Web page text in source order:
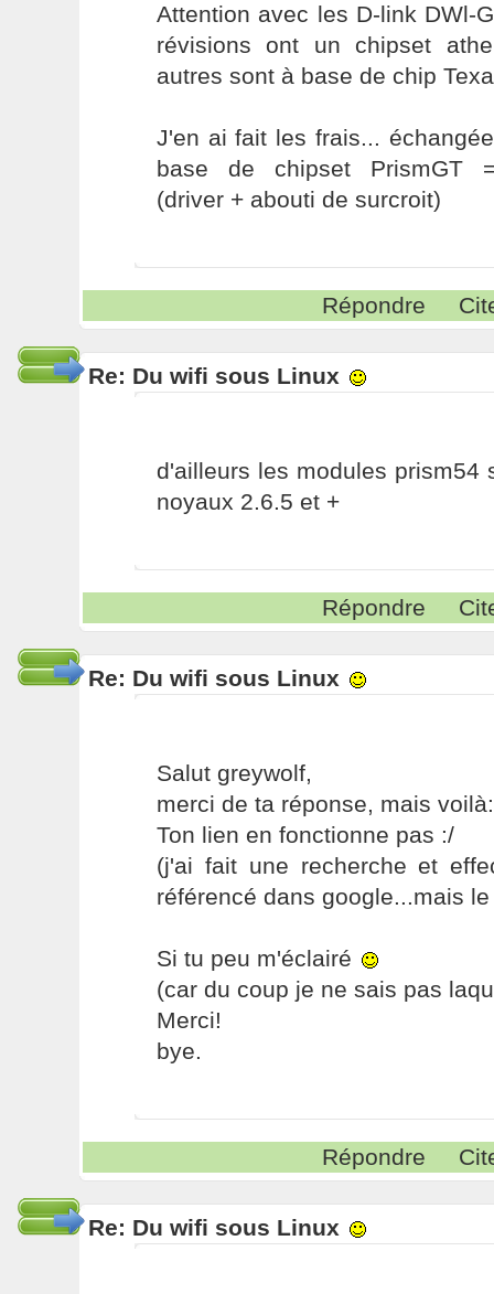
Attention avec les D-link DWl-
révisions ont un chipset
autres sont à base de chip
J'en ai fait les frais...
base de chipset PrismGT
(driver + abouti de surcroit)
Répondre
Re: Du wifi sous Linux
d'ailleurs les modules prism54
noyaux 2.6.5 et +
Répondre
Re: Du wifi sous Linux
Salut greywolf,
merci de ta réponse, mais voilà:
Ton lien en fonctionne pas :/
(j'ai fait une recherche et
référencé dans google...mais
Si tu peu m'éclairé
(car du coup je ne sais pas
Merci!
bye.
Répondre
Re: Du wifi sous Linux